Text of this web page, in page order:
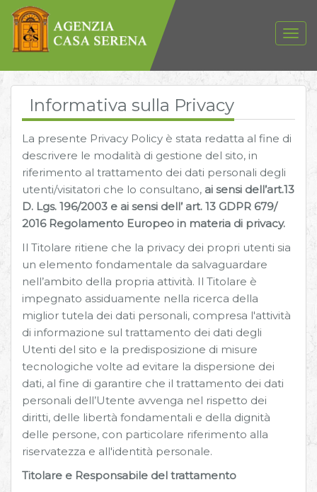
Informativa sulla Privacy
La presente Privacy Policy è stata redatta al fine di
descrivere le modalità di gestione del sito, in
riferimento al trattamento dei dati personali degli
utenti/visitatori che lo consultano, ai sensi dell’art.13
D. Lgs. 196/2003 e ai sensi dell’ art. 13 GDPR 679/
2016 Regolamento Europeo in materia di privacy.
Il Titolare ritiene che la privacy dei propri utenti sia
un elemento fondamentale da salvaguardare
nell’ambito della propria attività. Il Titolare è
impegnato assiduamente nella ricerca della
miglior tutela dei dati personali, compresa l'attività
di informazione sul trattamento dei dati degli
Utenti del sito e la predisposizione di misure
tecnologiche volte ad evitare la dispersione dei
dati, al fine di garantire che il trattamento dei dati
personali dell’Utente avvenga nel rispetto dei
diritti, delle libertà fondamentali e della dignità
delle persone, con particolare riferimento alla
riservatezza e all'identità personale.
Titolare e Responsabile del trattamento